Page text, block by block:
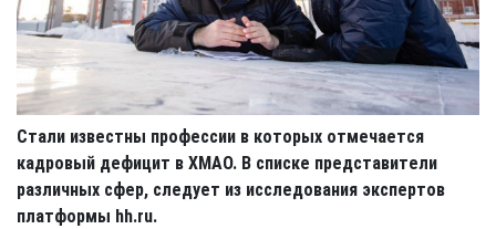
Стали известны профессии в которых отмечается
кадровый дефицит в ХМАО. В списке представители
различных сфер, следует из исследования экспертов
платформы hh.ru.